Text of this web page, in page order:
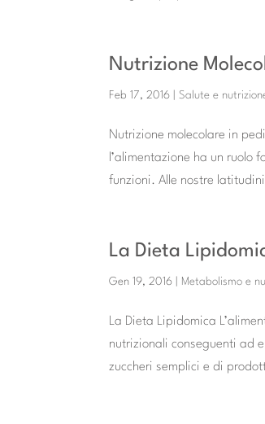
Nutrizione
Feb 17, 2016 Salute e
Nutrizione molecolare in
l’alimentazione ha un ruolo
funzioni. Alle nostre
La Dieta
Gen 19, 2016 Metabolismo e
La Dieta Lipidomica
nutrizionali conseguenti ad
zuccheri semplici e di